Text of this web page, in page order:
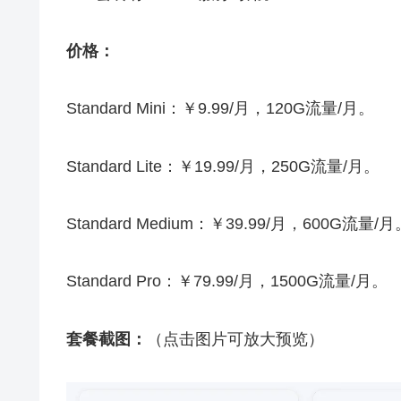
价格：
Standard Mini：￥9.99/月，120G流量/月。
Standard Lite：￥19.99/月，250G流量/月。
Standard Medium：￥39.99/月，600G流量/月
Standard Pro：￥79.99/月，1500G流量/月。
套餐截图： （点击图片可放大预览）